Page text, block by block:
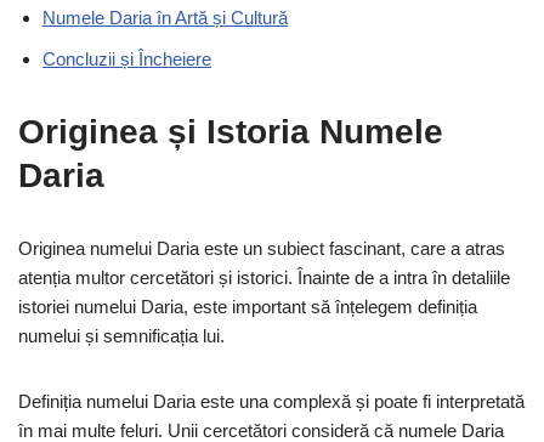
Numele Daria în Artă și Cultură
Concluzii și Încheiere
Originea și Istoria Numele
Daria
Originea numelui Daria este un subiect fascinant, care a atras
atenția multor cercetători și istorici. Înainte de a intra în detaliile
istoriei numelui Daria, este important să înțelegem definiția
numelui și semnificația lui.
Definiția numelui Daria este una complexă și poate fi interpretată
în mai multe feluri. Unii cercetători consideră că numele Daria